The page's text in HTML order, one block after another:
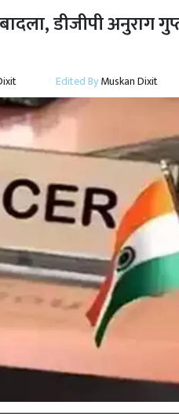
डीजीपी अनुराग
Edited ByMuskan Dixit